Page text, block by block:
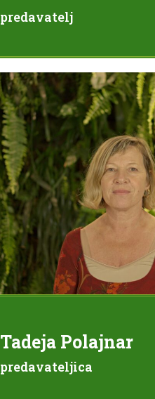
predavatelj
Tadeja Polajnar
predavateljica